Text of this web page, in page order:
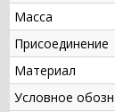
Масса
Присоединение
Материал
Условное